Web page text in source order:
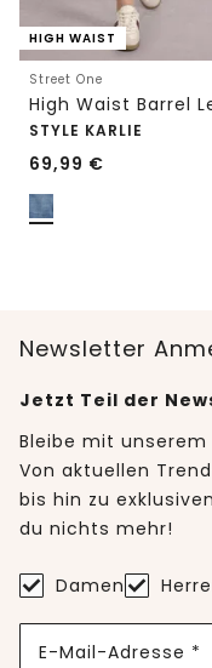
HIGH WAIST
Street One
STYLE KARLIE
69,99 €
Newsletter
Jetzt Teil der
Bleibe mit
Von aktuellen
bis hin zu
du nichts mehr!
Damen
E-Mail-Adresse *